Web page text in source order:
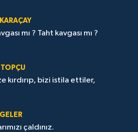
mı ? Taht kavgası mı ?
TOPÇU
kırdırıp, bizi istila ettiler,
çaldınız.